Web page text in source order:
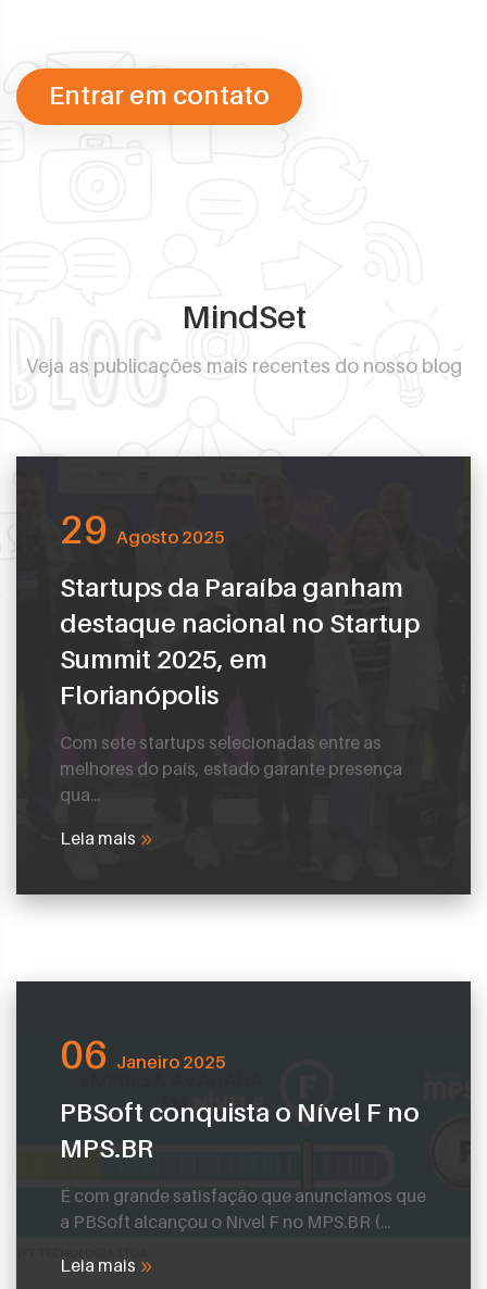
Entrar em contato
MindSet
Veja as publicações mais recentes do nosso blog
29 Agosto 2025
Startups da Paraíba ganham
destaque nacional no Startup
Summit 2025, em
Florianópolis
Com sete startups selecionadas entre as
melhores do país, estado garante presença
qua...
Leia mais
06 Janeiro 2025
PBSoft conquista o Nível F no
MPS.BR
É com grande satisfação que anunciamos que
a PBSoft alcançou o Nível F no MPS.BR (...
Leia mais